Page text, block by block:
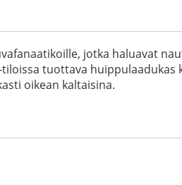
jotka haluavat
tiloissa tuottava
oikean kaltaisina.